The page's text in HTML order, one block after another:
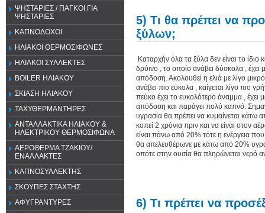
ΨΗΣΤΑΡΙΕΣ / ΠΑΓΚΟΙ ΓΙΑ
ΨΗΣΤΑΡΙΕΣ
ΚΑΠΝΟΔΟΧΟΙ
ΗΛΙΑΚΟΙ ΘΕΡΜΟΣΙΦΩΝΕΣ
ΗΛΙΑΚΟΙ ΣΥΛΛΕΚΤΕΣ
BOILER ΗΛΙΑΚΟΥ
ΣΚΙΑΣΗ ΗΛΙΑΚΟΥ
ΤΑΧΥΘΕΡΜΑΝΤΗΡΕΣ
ΑΝΤΑΛΛΑΚΤΙΚΑ ΗΛΙΑΚΟΥ &
ΗΛΕΚΤΡΙΚΟΥ ΘΕΡΜΟΣΙΦΩΝΑ
ΑΕΡΟΘΕΡΜΑ ΤΖΑΚΙΟΥ/
ΕΝΑΛΛΑΚΤΕΣ
ΚΑΠΝΟΣΥΛΛΕΚΤΗΣ
ΣΚΟΥΠΕΣ ΣΤΑΧΤΗΣ
ΑΦΥΓΡΑΝΤΥΡΕΣ
5) Τι θα πρέπει να
ξύλων;
Καταρχήν όλα τα ξύλα δεν είναι το
δρύινο , το οποίο ανάβει δύσκολα , έχει
απόδοση. Ακολουθεί η ελιά με λίγο
ανάβει πιο εύκολα , καίγεται λίγο πιο
πεύκο έχει το ευκολότερο άναμμα , έχει
απόδοση και παράγει πολύ καπνό.
υγρασία θα πρέπει να κυμαίνεται κάτω
κοπεί 2 χρόνια πριν και να είναι στον
είναι πάνω από 20% τότε η ενέργεια
θα απελευθέρωνε με κάτω από 20%
οπότε στην ουσία θα πληρώνεται νερό
6) Τι πρέπει να